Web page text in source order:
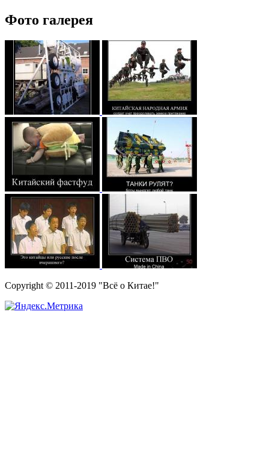
Фото галерея
Copyright © 2011-2019 "Всё о Китае!"